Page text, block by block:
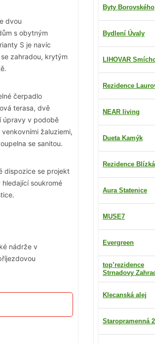
Byty Borovského
Bydlení Úvaly
LIHOVAR
Rezidence
NEAR living
Dueta Kamýk
Rezidence Blízká
Aura Statenice
MUSE7
Evergreen
top’rezidence
Strnadovy
Klecanská alej
Staropramenná
dvou
s obytným
S je navíc
zahradou, krytým
čerpadlo
terasa, dvě
úpravy v podobě
žaluziemi,
se sanitou.
dispozice se projekt
soukromé
nádrže v